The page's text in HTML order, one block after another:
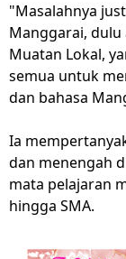
"Masalahnya
Manggarai, dulu
Muatan Lokal,
semua untuk
dan bahasa
Ia
dan menengah
mata pelajaran
hingga SMA.